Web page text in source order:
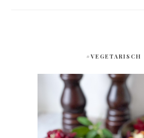
#VEGETARISCH